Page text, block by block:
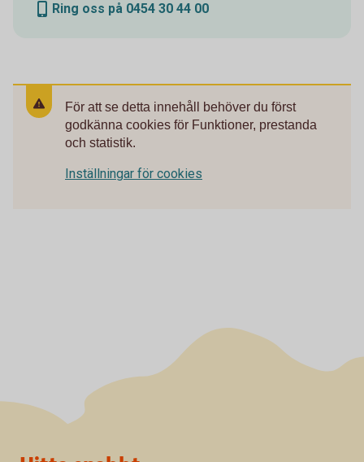
Ring oss på 0454 30 44 00
För att se detta innehåll behöver du först
godkänna cookies för Funktioner, prestanda
och statistik.
Inställningar för cookies